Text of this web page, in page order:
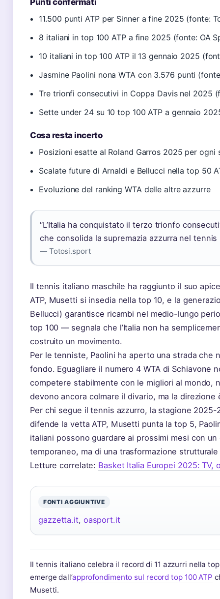
11.500 punti ATP per Sinner a fine 2025 (fonte:
8 italiani in top 100 ATP a fine 2025 (fonte: OA
10 italiani in top 100 ATP il 13 gennaio 2025
Jasmine Paolini nona WTA con 3.576 punti
Tre trionfi consecutivi in Coppa Davis nel 2025
Sette under 24 su 10 top 100 ATP a gennaio
Cosa resta incerto
Posizioni esatte al Roland Garros 2025 per ogni
Scalate future di Arnaldi e Bellucci nella top 50
Evoluzione del ranking WTA delle altre azzurre
“L’Italia ha conquistato il terzo trionfo
che consolida la supremazia azzurra nel tennis
— Totosi.sport
Il tennis italiano maschile ha raggiunto il suo
ATP, Musetti si insedia nella top 10, e la
Bellucci) garantisce ricambi nel medio-lungo
top 100 — segnala che l’Italia non ha
costruito un movimento.
Per le tenniste, Paolini ha aperto una strada che
fondo. Eguagliare il numero 4 WTA di Schiavone
competere stabilmente con le migliori al mondo,
devono ancora colmare il divario, ma la direzione
Per chi segue il tennis azzurro, la stagione
difende la vetta ATP, Musetti punta la top 5,
italiani possono guardare ai prossimi mesi con
temporaneo, ma di una trasformazione
Letture correlate: Basket Italia Europei 2025: TV,
FONTI AGGIUNTIVE
gazzetta.it, oasport.it
Il tennis italiano celebra il record di 11 azzurri nella
emerge dall’approfondimento sul record top 100 ATP
Musetti.